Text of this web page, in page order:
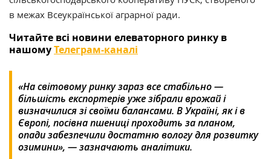
в межах Всеукраїнської аграрної ради.
Читайте всі новини елеваторного ринку в
нашомуТелеграм-каналі
«На світовому ринку зараз все стабільно —
більшість експортерів уже зібрали врожай і
визначилися зі своїми балансами. В Україні, як і в
Європі, посівна пшениці проходить за планом,
опади забезпечили достатню вологу для розвитку
озимини», — зазначають аналітики.